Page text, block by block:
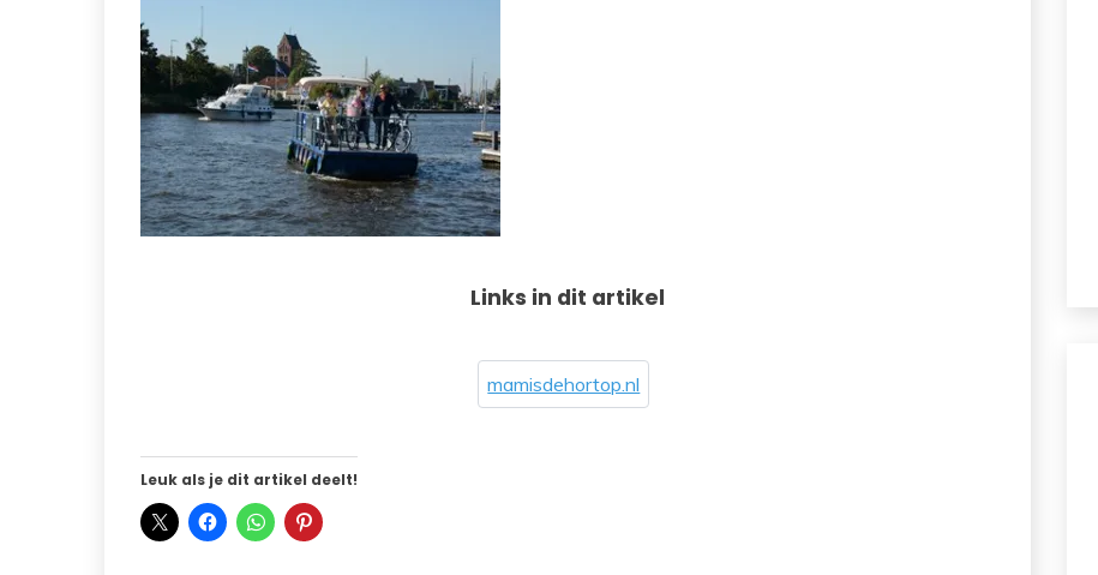
Links in dit artikel
mamisdehortop.nl
Leuk als je dit artikel deelt!